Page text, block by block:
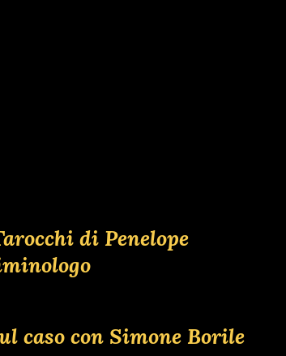
di Penelope
caso con Simone Borile